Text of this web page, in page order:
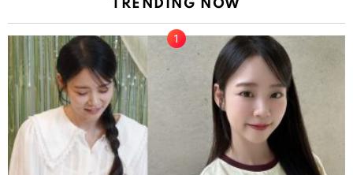
TRENDING NOW